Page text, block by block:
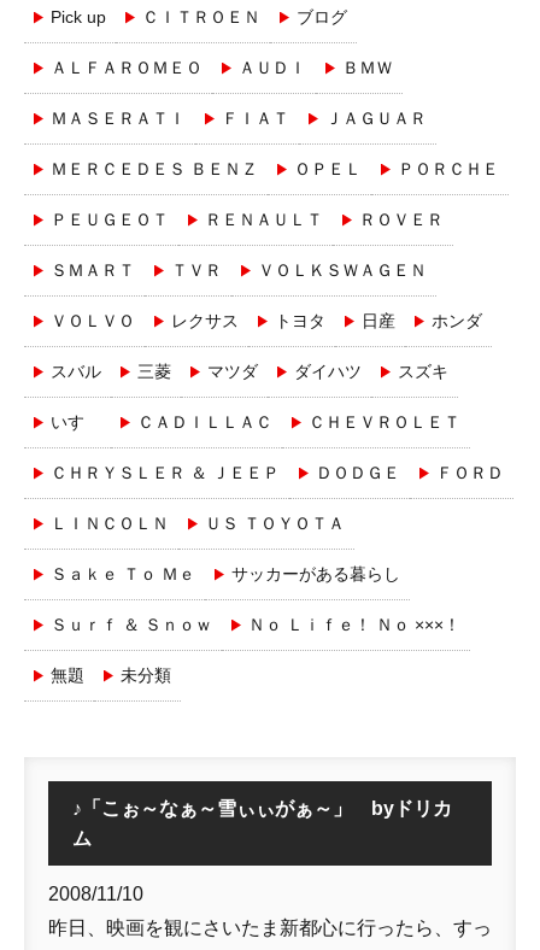
Pick up ＣＩＴＲＯＥＮ ブログ
ＡＬＦＡＲＯＭＥＯ ＡＵＤＩ ＢＭＷ
ＭＡＳＥＲＡＴＩ ＦＩＡＴ ＪＡＧＵＡＲ
ＭＥＲＣＥＤＥＳ ＢＥＮＺ ＯＰＥＬ ＰＯＲＣＨＥ
ＰＥＵＧＥＯＴ ＲＥＮＡＵＬＴ ＲＯＶＥＲ
ＳＭＡＲＴ ＴＶＲ ＶＯＬＫＳＷＡＧＥＮ
ＶＯＬＶＯ レクサス トヨタ 日産 ホンダ
スバル 三菱 マツダ ダイハツ スズキ
いすゞ ＣＡＤＩＬＬＡＣ ＣＨＥＶＲＯＬＥＴ
ＣＨＲＹＳＬＥＲ ＆ ＪＥＥＰ ＤＯＤＧＥ ＦＯＲＤ
ＬＩＮＣＯＬＮ ＵＳ ＴＯＹＯＴＡ
Ｓａｋｅ Ｔｏ Ｍｅ サッカーがある暮らし
Ｓｕｒｆ ＆ Ｓｎｏｗ Ｎｏ Ｌｉｆｅ！ Ｎｏ ×××！
無題 未分類
♪「こぉ～なぁ～雪ぃぃがぁ～」 byドリカ
ム
2008/11/10
昨日、映画を観にさいたま新都心に行ったら、すっ